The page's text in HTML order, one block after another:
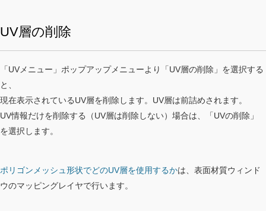
UV層の削除
「UVメニュー」ポップアップメニューより「UV層の削除」を選択する
と、
現在表示されているUV層を削除します。UV層は前詰めされます。
UV情報だけを削除する（UV層は削除しない）場合は、「UVの削除」
を選択します。
ポリゴンメッシュ形状でどのUV層を使用するかは、表面材質ウィンド
ウのマッピングレイヤで行います。